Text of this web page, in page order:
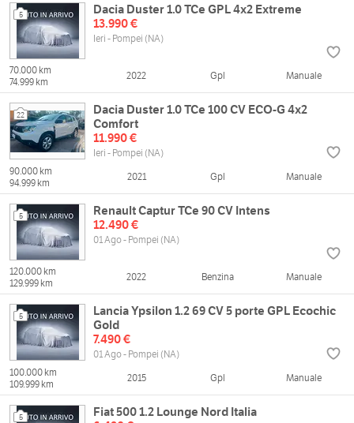
5
Dacia Duster 1.0 TCe GPL 4x2 Extreme
13.990 €
Ieri - Pompei (NA)
70.000 km
74.999 km
2022 Gpl Manuale
22
Dacia Duster 1.0 TCe 100 CV ECO-G 4x2
Comfort
11.990 €
Ieri - Pompei (NA)
90.000 km
94.999 km
2021 Gpl Manuale
5
Renault Captur TCe 90 CV Intens
12.490 €
01 Ago - Pompei (NA)
120.000 km
129.999 km
2022 Benzina Manuale
5
Lancia Ypsilon 1.2 69 CV 5 porte GPL Ecochic
Gold
7.490 €
01 Ago - Pompei (NA)
100.000 km
109.999 km
2015 Gpl Manuale
5
Fiat 500 1.2 Lounge Nord Italia